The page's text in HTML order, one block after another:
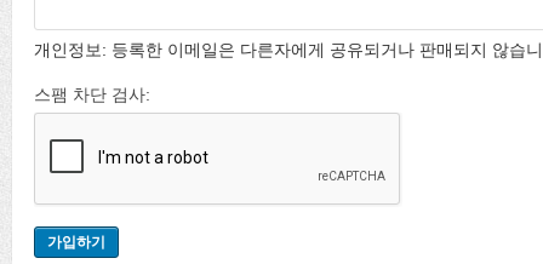
개인정보: 등록한 이메일은 다른자에게 공유되거나 판매되지 않습
스팸 차단 검사: